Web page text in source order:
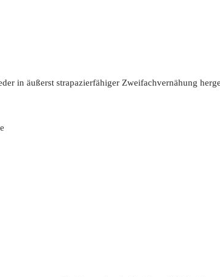
in äußerst strapazierfähiger Zweifachvernähung